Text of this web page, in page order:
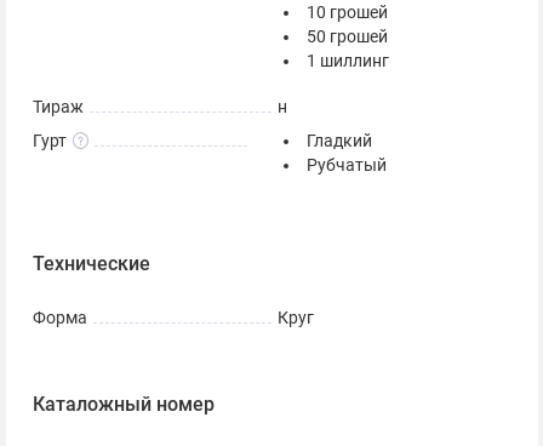
10 грошей
50 грошей
1 шиллинг
Тираж
н
Гурт
Гладкий
Рубчатый
Технические
Форма Круг
Каталожный номер